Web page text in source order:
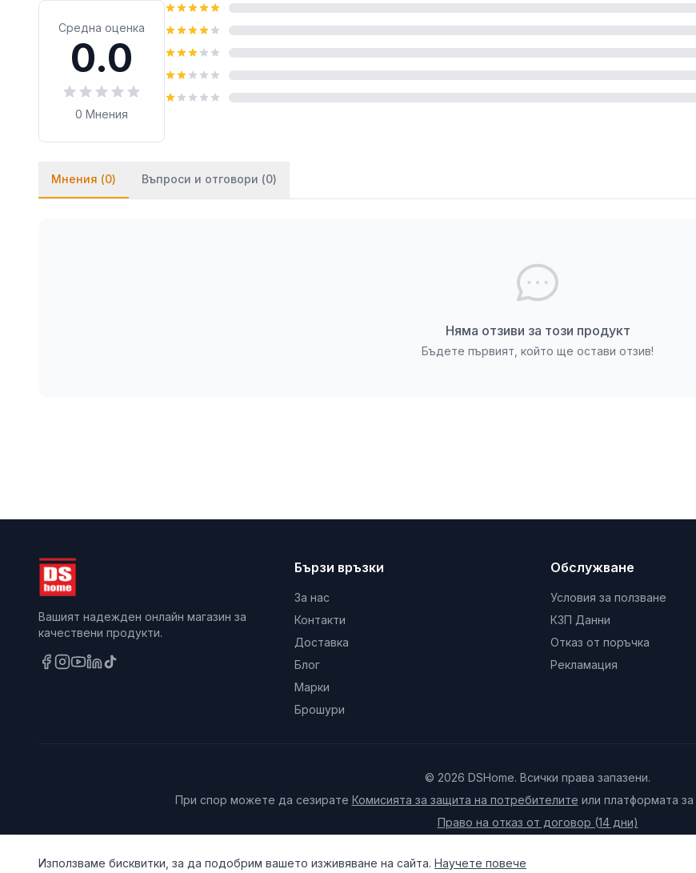
Използваме бисквитки, за да подобрим вашето изживяване на сайта. Научете повече
Средна оценка
0.0
0 Мнения
Мнения (0) Въпроси и отговори (0)
Няма отзиви за този продукт
Бъдете първият, който ще остави отзив!
Вашият надежден онлайн магазин за
качествени продукти.
Бързи връзки
За нас
Контакти
Доставка
Блог
Марки
Брошури
Обслужване
Условия за ползване
КЗП Данни
Отказ от поръчка
Рекламация
© 2026 DSHome. Всички права запазени.
При спор можете да сезирате Комисията за защита на потребителите или платформата за
Право на отказ от договор (14 дни)